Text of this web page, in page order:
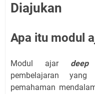
Diajukan
Apa itu modul
Modul ajar deep
pembelajaran
pemahaman